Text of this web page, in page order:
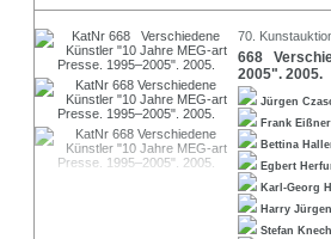
70.
668
2005". 2005.
Jürgen
Frank
Bettina
Egbert
Karl-Georg
Harry
Stefan